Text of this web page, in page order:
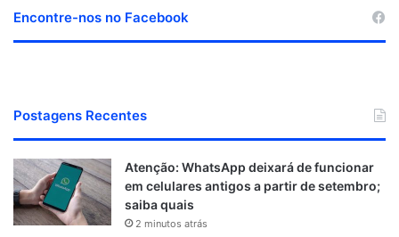
Encontre-nos no Facebook
Postagens Recentes
Atenção: WhatsApp deixará de funcionar
em celulares antigos a partir de setembro;
saiba quais
2 minutos atrás